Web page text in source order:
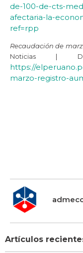
de-100-de-cts-
afectaria-la-
ref=rpp
Recaudación de
Noticias |
https://
marzo-registro-
Artículos